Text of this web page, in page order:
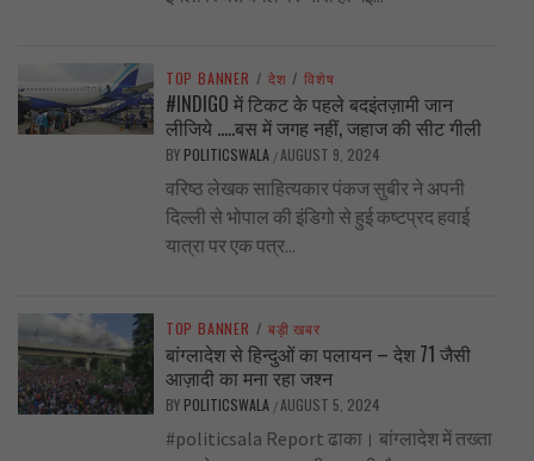
TOP BANNER / देश / विशेष
#INDIGO में टिकट के पहले बदइंतज़ामी जान
लीजिये …..बस में जगह नहीं, जहाज की सीट गीली
BY POLITICSWALA /AUGUST 9, 2024
वरिष्ठ लेखक साहित्यकार पंकज सुबीर ने अपनी
दिल्ली से भोपाल की इंडिगो से हुई कष्टप्रद हवाई
यात्रा पर एक पत्र...
TOP BANNER / बड़ी खबर
बांग्लादेश से हिन्दुओं का पलायन – देश 71 जैसी
आज़ादी का मना रहा जश्न
BY POLITICSWALA /AUGUST 5, 2024
#politicsala Report ढाका। बांग्लादेश में तख्ता